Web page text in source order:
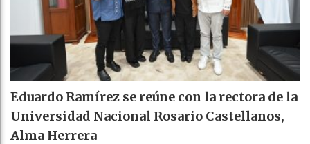
Eduardo Ramírez se reúne con la rectora de la
Universidad Nacional Rosario Castellanos,
Alma Herrera